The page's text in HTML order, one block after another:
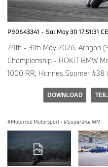
P90643341 · Sat May 30 17:51:31
29th - 31th May 2026. Aragon
Championship - ROKiT BMW
1000 RR, Hannes Soomer #38
DOWNLOAD
Motorrad Motorsport · Superbike WM